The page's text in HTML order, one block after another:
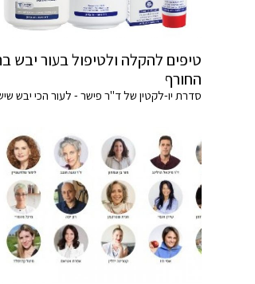
טיפים להקלה ולטיפול בעור יבש
החורף
סדרת יו-לקטין של ד"ר פישר - לעור הכי יבש